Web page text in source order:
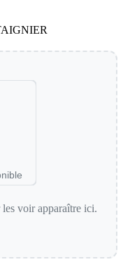
voir apparaître ici.